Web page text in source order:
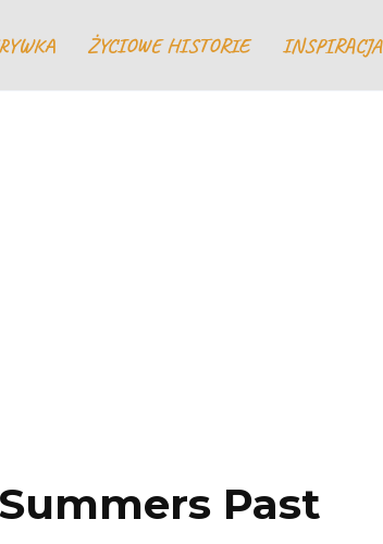
ŻYCIOWE HISTORIE INSPIRACJA
Past